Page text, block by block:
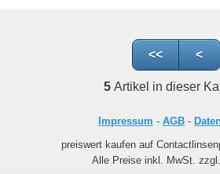
<< <
5 Artikel in dieser
Impressum - AGB -
preiswert kaufen auf
Alle Preise inkl. MwSt.